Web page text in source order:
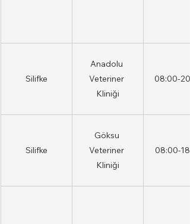
Silifke
Anadolu
Veteriner
Kliniği
08:00-
Silifke
Göksu
Veteriner
Kliniği
08:00-